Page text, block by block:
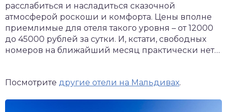
расслабиться и насладиться сказочной
атмосферой роскоши и комфорта. Цены вполне
приемлимые для отеля такого уровня – от 12000
до 45000 рублей за сутки. И, кстати, свободных
номеров на ближайший месяц практически нет…
Посмотрите другие отели на Мальдивах.